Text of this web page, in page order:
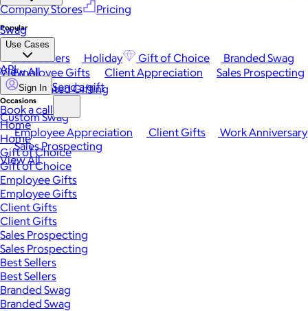
Company Stores
Pricing
Popular
Best Sellers Holiday Gift of Choice
Branded Swag
View All
Occasions
Employee Appreciation Client Gifts
Work Anniversary
Sales Prospecting
View All
Swag
Use Cases
Employee Gifts Client Appreciation
Sales Prospecting
Automated Gifting
Custom Swag
API
Sign In Send a gift
Book a call
Home
Home
Gift of Choice
Gift of Choice
Employee Gifts
Employee Gifts
Client Gifts
Client Gifts
Sales Prospecting
Sales Prospecting
Best Sellers
Best Sellers
Branded Swag
Branded Swag